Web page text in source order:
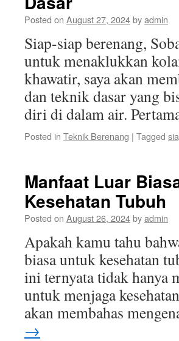
Posted on August 27, 2024byadmin
Siap-siap berenang,
untuk menaklukkan
khawatir, saya akan
dan teknik dasar yang
diri di dalam air.
Posted in Teknik Berenang | Tagged
Manfaat Luar
Kesehatan Tubuh
Posted on August 26, 2024byadmin
Apakah kamu tahu
biasa untuk kesehatan
ini ternyata tidak hanya
untuk menjaga
akan membahas
→